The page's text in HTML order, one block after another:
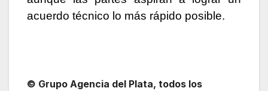
acuerdo técnico lo más rápido posible.
© Grupo Agencia del Plata, todos los